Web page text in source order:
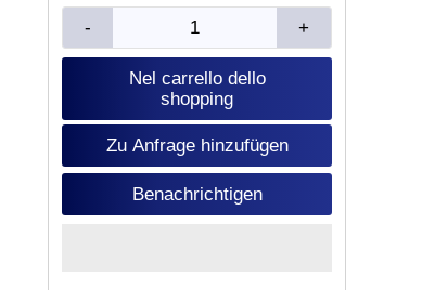
- +
Nel carrello dello
shopping
Zu Anfrage hinzufügen
Benachrichtigen